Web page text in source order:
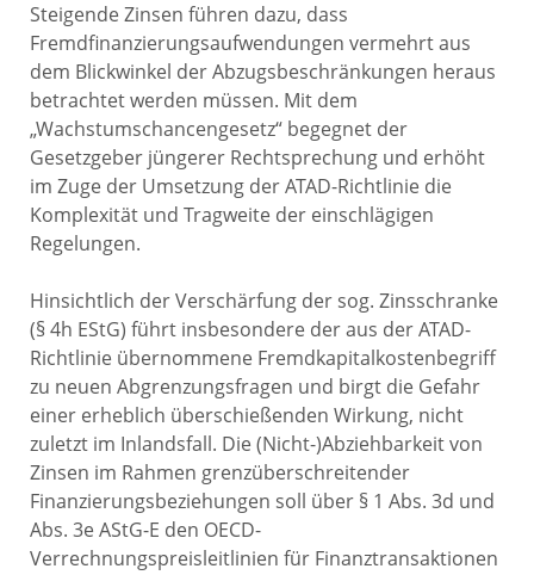
Steigende Zinsen führen dazu, dass
Fremdfinanzierungsaufwendungen vermehrt aus
dem Blickwinkel der Abzugsbeschränkungen heraus
betrachtet werden müssen. Mit dem
„Wachstumschancengesetz“ begegnet der
Gesetzgeber jüngerer Rechtsprechung und erhöht
im Zuge der Umsetzung der ATAD-Richtlinie die
Komplexität und Tragweite der einschlägigen
Regelungen.
Hinsichtlich der Verschärfung der sog. Zinsschranke
(§ 4h EStG) führt insbesondere der aus der ATAD-
Richtlinie übernommene Fremdkapitalkostenbegriff
zu neuen Abgrenzungsfragen und birgt die Gefahr
einer erheblich überschießenden Wirkung, nicht
zuletzt im Inlandsfall. Die (Nicht-)Abziehbarkeit von
Zinsen im Rahmen grenzüberschreitender
Finanzierungsbeziehungen soll über § 1 Abs. 3d und
Abs. 3e AStG-E den OECD-
Verrechnungspreisleitlinien für Finanztransaktionen